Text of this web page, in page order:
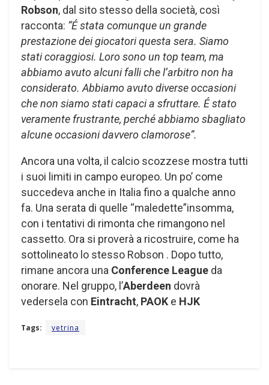
Robson, dal sito stesso della società, così
racconta: “É stata comunque un grande
prestazione dei giocatori questa sera. Siamo
stati coraggiosi. Loro sono un top team, ma
abbiamo avuto alcuni falli che l’arbitro non ha
considerato. Abbiamo avuto diverse occasioni
che non siamo stati capaci a sfruttare. É stato
veramente frustrante, perché abbiamo sbagliato
alcune occasioni davvero clamorose”.
Ancora una volta, il calcio scozzese mostra tutti
i suoi limiti in campo europeo. Un po’ come
succedeva anche in Italia fino a qualche anno
fa. Una serata di quelle “maledette”insomma,
con i tentativi di rimonta che rimangono nel
cassetto. Ora si proverà a ricostruire, come ha
sottolineato lo stesso Robson . Dopo tutto,
rimane ancora una Conference League da
onorare. Nel gruppo, l’Aberdeen dovrà
vedersela con Eintracht, PAOK e HJK
Tags: vetrina